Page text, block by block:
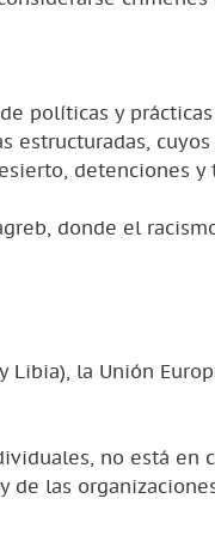
políticas y
estructuradas,
detenciones y
donde el
Libia), la Unión
no está en
de las